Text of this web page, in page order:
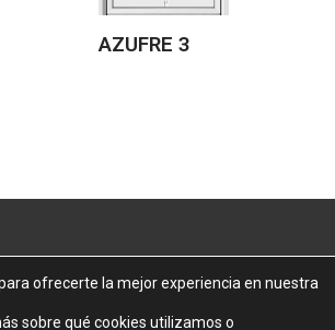
AZUFRE 3
Granxa"- Paralela 2- Parcela 16
ofrecerte la mejor experiencia en nuestra
sobre qué cookies utilizamos o